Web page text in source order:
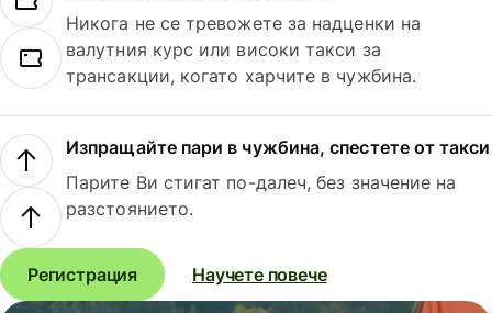
Никога не се тревожете за надценки на
валутния курс или високи такси за
трансакции, когато харчите в чужбина.
Изпращайте пари в чужбина, спестете от такси
Парите Ви стигат по-далеч, без значение на
разстоянието.
Регистрация Научете повече